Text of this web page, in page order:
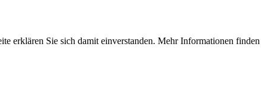
erklären Sie sich damit einverstanden. Mehr Informationen